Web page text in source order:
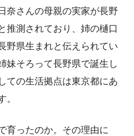
奈さんの母親の実家が長野
推測されており、姉の樋口
野県生まれと伝えられてい
妹そろって長野県で誕生し
ての生活拠点は東京都にあ
。
育ったのか。その理由に